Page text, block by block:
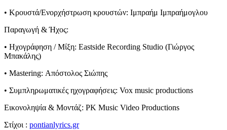
• Κρουστά/Ενορχήστρωση κρουστών: Ιμπραήμ Ιμπραήμογλου
Παραγωγή & Ήχος:
• Ηχογράφηση / Μίξη: Eastside Recording Studio (Γιώργος
Μπακάλης)
• Mastering: Απόστολος Σιώπης
• Συμπληρωματικές ηχογραφήσεις: Vox music productions
Εικονοληψία & Μοντάζ: PK Music Video Productions
Στίχοι : pontianlyrics.gr